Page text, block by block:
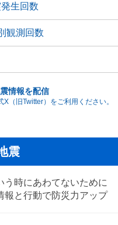
生回数
観測回数
情報を配信
X（旧Twitter）をご利用ください。
震
う時にあわてないために
報と行動で防災力アップ